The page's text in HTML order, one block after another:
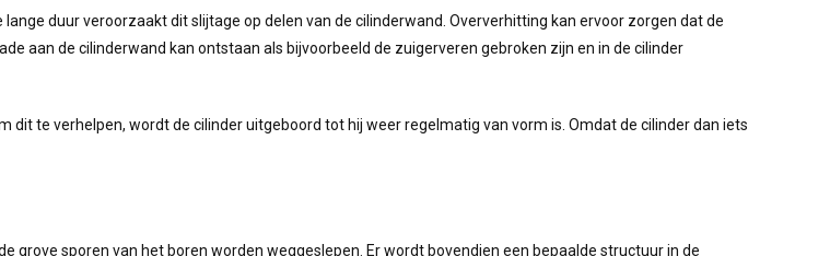
duur veroorzaakt dit slijtage op delen van de cilinderwand. Oververhitting kan ervoor zorgen dat de
aan de cilinderwand kan ontstaan als bijvoorbeeld de zuigerveren gebroken zijn en in de cilinder
dit te verhelpen, wordt de cilinder uitgeboord tot hij weer regelmatig van vorm is. Omdat de cilinder dan iets
grove sporen van het boren worden weggeslepen. Er wordt bovendien een bepaalde structuur in de